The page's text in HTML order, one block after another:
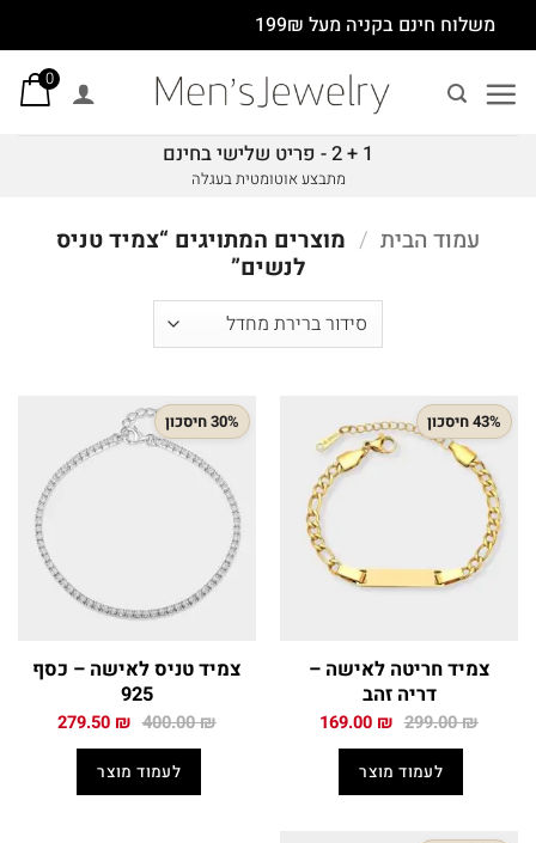
to
content
משלוח חינם בקניה מעל 199₪
0
1 + 2 - פריט שלישי בחינם
מתבצע אוטומטית בעגלה
עמוד הבית / מוצרים המתויגים “צמיד טניס
לנשים”
43% חיסכון
צמיד חריטה לאישה –
דריה זהב
299.00₪ המחיר
299.00 ₪.
169.00 ₪ המחיר
לעמוד מוצר
30% חיסכון
צמיד טניס לאישה – כסף
925
400.00₪ המחיר
400.00 ₪.
279.50 ₪ המחיר
לעמוד מוצר